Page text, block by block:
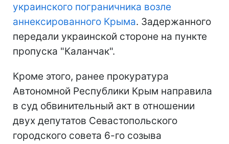
украинского пограничника возле
аннексированного Крыма. Задержанного
передали украинской стороне на пункте
пропуска "Каланчак".
Кроме этого, ранее прокуратура
Автономной Республики Крым направила
в суд обвинительный акт в отношении
двух депутатов Севастопольского
городского совета 6-го созыва